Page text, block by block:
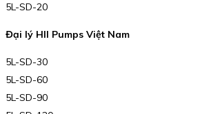
5L-SD-20
Đại lý HII Pumps Việt Nam
5L-SD-30
5L-SD-60
5L-SD-90